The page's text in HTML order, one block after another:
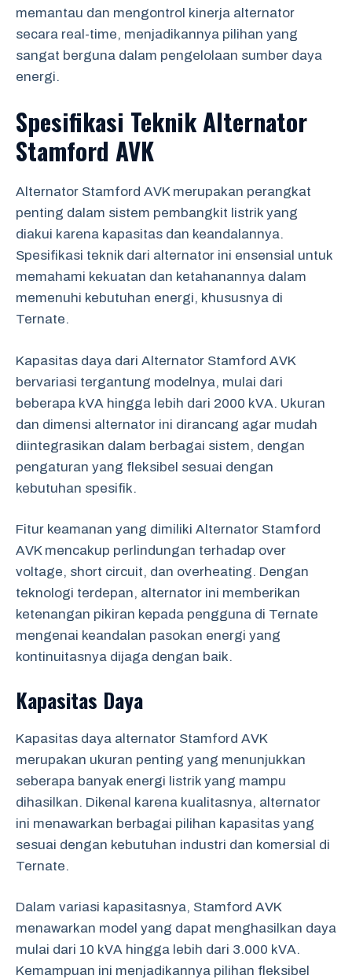
memantau dan mengontrol kinerja alternator
secara real-time, menjadikannya pilihan yang
sangat berguna dalam pengelolaan sumber daya
energi.
Spesifikasi Teknik Alternator
Stamford AVK
Alternator Stamford AVK merupakan perangkat
penting dalam sistem pembangkit listrik yang
diakui karena kapasitas dan keandalannya.
Spesifikasi teknik dari alternator ini ensensial untuk
memahami kekuatan dan ketahanannya dalam
memenuhi kebutuhan energi, khususnya di
Ternate.
Kapasitas daya dari Alternator Stamford AVK
bervariasi tergantung modelnya, mulai dari
beberapa kVA hingga lebih dari 2000 kVA. Ukuran
dan dimensi alternator ini dirancang agar mudah
diintegrasikan dalam berbagai sistem, dengan
pengaturan yang fleksibel sesuai dengan
kebutuhan spesifik.
Fitur keamanan yang dimiliki Alternator Stamford
AVK mencakup perlindungan terhadap over
voltage, short circuit, dan overheating. Dengan
teknologi terdepan, alternator ini memberikan
ketenangan pikiran kepada pengguna di Ternate
mengenai keandalan pasokan energi yang
kontinuitasnya dijaga dengan baik.
Kapasitas Daya
Kapasitas daya alternator Stamford AVK
merupakan ukuran penting yang menunjukkan
seberapa banyak energi listrik yang mampu
dihasilkan. Dikenal karena kualitasnya, alternator
ini menawarkan berbagai pilihan kapasitas yang
sesuai dengan kebutuhan industri dan komersial di
Ternate.
Dalam variasi kapasitasnya, Stamford AVK
menawarkan model yang dapat menghasilkan daya
mulai dari 10 kVA hingga lebih dari 3.000 kVA.
Kemampuan ini menjadikannya pilihan fleksibel